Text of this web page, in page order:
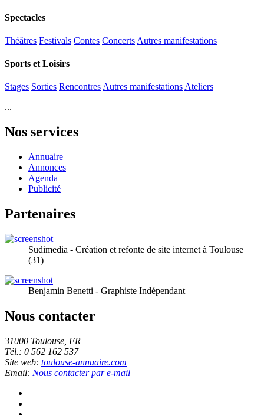
Spectacles
Théâtres Festivals Contes Concerts Autres manifestations
Sports et Loisirs
Stages Sorties Rencontres Autres manifestations Ateliers
...
Nos services
Annuaire
Annonces
Agenda
Publicité
Partenaires
Sudimedia - Création et refonte de site internet à Toulouse
(31)
Benjamin Benetti - Graphiste Indépendant
Nous contacter
31000 Toulouse, FR
Tél.: 0 562 162 537
Site web: toulouse-annuaire.com
Email: Nous contacter par e-mail